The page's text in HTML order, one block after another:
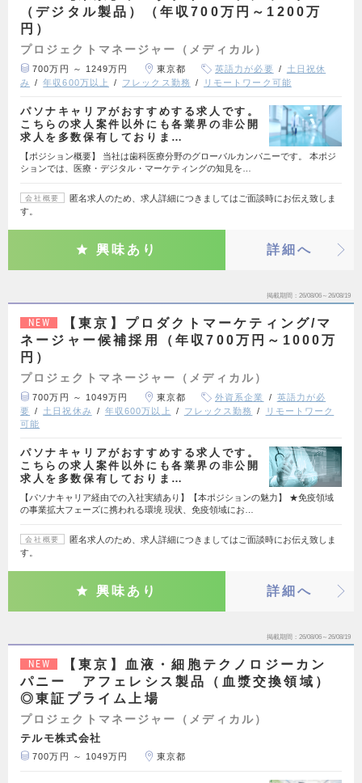
（デジタル製品）（年収700万円～1200万
円）
プロジェクトマネージャー（メディカル）
700万円 ～ 1249万円 東京都 英語力が必要
土日祝休
み
年収600万以上 フレックス勤務 リモートワーク可能
パソナキャリアがおすすめする求人です。
こちらの求人案件以外にも各業界の非公開
求人を多数保有しておりま…
【ポジション概要】 当社は歯科医療分野のグローバルカンパニーです。 本ポジ
ションでは、医療・デジタル・マーケティングの知見を…
会社概要
匿名求人のため、求人詳細につきましてはご面談時にお伝え致しま
す。
興味あり 詳細へ
掲載期間 26/08/06～26/08/19
NEW
【東京】プロダクトマーケティング/マ
ネージャー候補採用（年収700万円～1000万
円）
プロジェクトマネージャー（メディカル）
700万円 ～ 1049万円 東京都 外資系企業
英語力が必
要
土日祝休み 年収600万以上 フレックス勤務
リモートワーク
可能
パソナキャリアがおすすめする求人です。
こちらの求人案件以外にも各業界の非公開
求人を多数保有しておりま…
【パソナキャリア経由での入社実績あり】【本ポジションの魅力】 ★免疫領域
の事業拡大フェーズに携われる環境 現状、免疫領域にお…
会社概要
匿名求人のため、求人詳細につきましてはご面談時にお伝え致しま
す。
興味あり 詳細へ
掲載期間 26/08/06～26/08/19
NEW
【東京】血液・細胞テクノロジーカン
パニー アフェレシス製品（血漿交換領域）
◎東証プライム上場
プロジェクトマネージャー（メディカル）
テルモ株式会社
700万円 ～ 1049万円 東京都